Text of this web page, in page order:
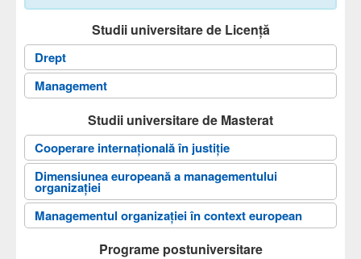
Studii universitare de Licență
Drept
Management
Studii universitare de Masterat
Cooperare internațională în justiție
Dimensiunea europeană a managementului
organizaţiei
Managementul organizației în context european
Programe postuniversitare